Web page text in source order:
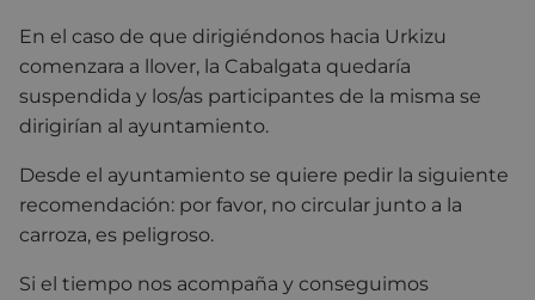
En el caso de que dirigiéndonos hacia Urkizu
comenzara a llover, la Cabalgata quedaría
suspendida y los/as participantes de la misma se
dirigirían al ayuntamiento.
Desde el ayuntamiento se quiere pedir la siguiente
recomendación: por favor, no circular junto a la
carroza, es peligroso.
Si el tiempo nos acompaña y conseguimos